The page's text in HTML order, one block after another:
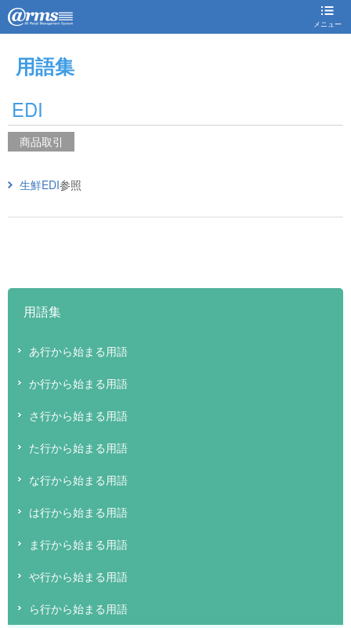
メニュー
用語集
EDI
商品取引
生鮮EDI参照
用語集
あ行から始まる用語
か行から始まる用語
さ行から始まる用語
た行から始まる用語
な行から始まる用語
は行から始まる用語
ま行から始まる用語
や行から始まる用語
ら行から始まる用語